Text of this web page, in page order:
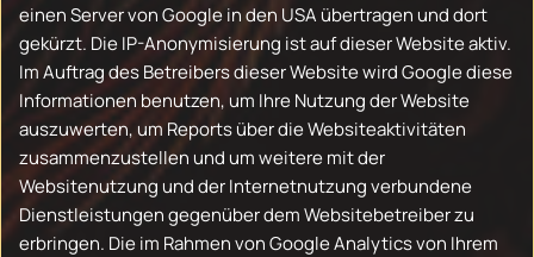
einen Server von Google in den USA übertragen und dort
gekürzt. Die IP-Anonymisierung ist auf dieser Website aktiv.
Im Auftrag des Betreibers dieser Website wird Google diese
Informationen benutzen, um Ihre Nutzung der Website
auszuwerten, um Reports über die Websiteaktivitäten
zusammenzustellen und um weitere mit der
Websitenutzung und der Internetnutzung verbundene
Dienstleistungen gegenüber dem Websitebetreiber zu
erbringen. Die im Rahmen von Google Analytics von Ihrem